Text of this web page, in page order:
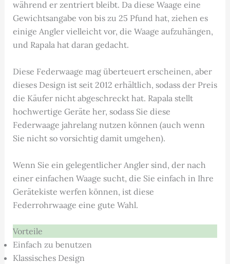
während er zentriert bleibt. Da diese Waage eine
Gewichtsangabe von bis zu 25 Pfund hat, ziehen es
einige Angler vielleicht vor, die Waage aufzuhängen,
und Rapala hat daran gedacht.
Diese Federwaage mag überteuert erscheinen, aber
dieses Design ist seit 2012 erhältlich, sodass der Preis
die Käufer nicht abgeschreckt hat. Rapala stellt
hochwertige Geräte her, sodass Sie diese
Federwaage jahrelang nutzen können (auch wenn
Sie nicht so vorsichtig damit umgehen).
Wenn Sie ein gelegentlicher Angler sind, der nach
einer einfachen Waage sucht, die Sie einfach in Ihre
Gerätekiste werfen können, ist diese
Federrohrwaage eine gute Wahl.
Vorteile
Einfach zu benutzen
Klassisches Design